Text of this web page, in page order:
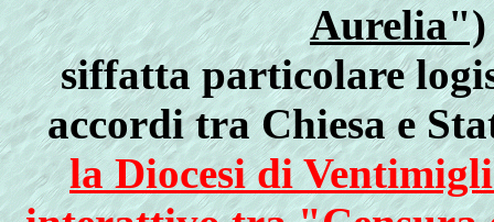
Aurelia")
siffatta particolare
accordi tra Chiesa e
la Diocesi di